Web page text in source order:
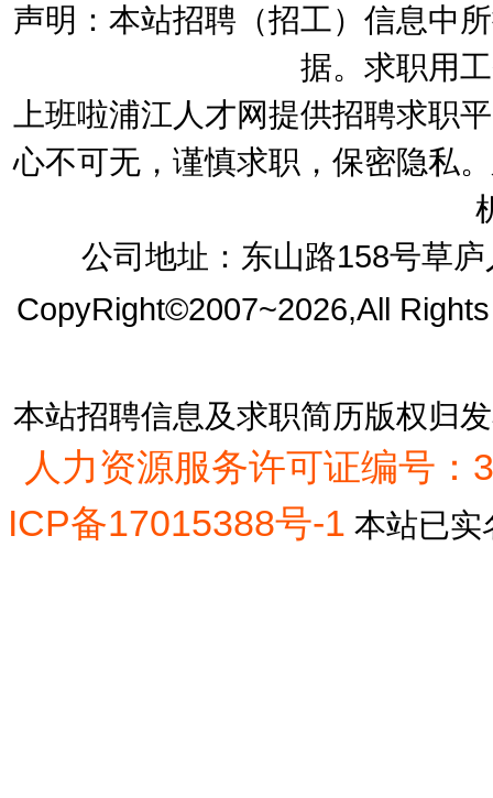
声明：本站招聘（招工）信息中
据。求职用
上班啦浦江人才网提供招聘求职
心不可无，谨慎求职，保密隐私
公司地址：东山路158号草
CopyRight©2007~2026,All
本站招聘信息及求职简历版权归
人力资源服务许可证编号
ICP备17015388号-1 本站已